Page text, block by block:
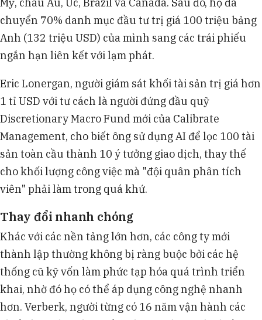
Mỹ, châu Âu, Úc, Brazil và Canada. Sau đó, họ đã
chuyển 70% danh mục đầu tư trị giá 100 triệu bảng
Anh (132 triệu USD) của mình sang các trái phiếu
ngắn hạn liên kết với lạm phát.
Eric Lonergan, người giám sát khối tài sản trị giá hơn
1 tỉ USD với tư cách là người đứng đầu quỹ
Discretionary Macro Fund mới của Calibrate
Management, cho biết ông sử dụng AI để lọc 100 tài
sản toàn cầu thành 10 ý tưởng giao dịch, thay thế
cho khối lượng công việc mà "đội quân phân tích
viên" phải làm trong quá khứ.
Thay đổi nhanh chóng
Khác với các nền tảng lớn hơn, các công ty mới
thành lập thường không bị ràng buộc bởi các hệ
thống cũ kỹ vốn làm phức tạp hóa quá trình triển
khai, nhờ đó họ có thể áp dụng công nghệ nhanh
hơn. Verberk, người từng có 16 năm vận hành các